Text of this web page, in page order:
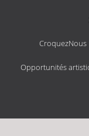
CroquezNous
Opportunités